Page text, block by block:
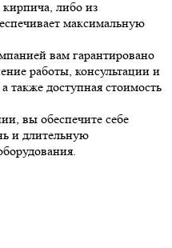
либо из
максимальную
вам гарантировано
работы, консультации и
также доступная стоимость
вы обеспечите себе
и длительную